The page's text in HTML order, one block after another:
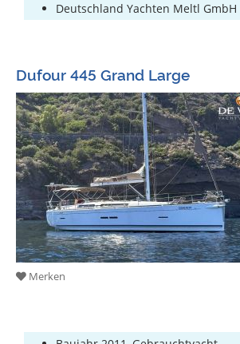
Deutschland Yachten Meltl GmbH
Dufour 445 Grand Large
Merken